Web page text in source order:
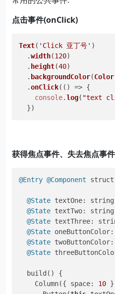
点击事件(onClick)
Text( 'Click 亚丁号' )
  .
width(120)
  .
height(40)
  .
backgroundColor(Color
  .
onClick( () =>
console.log( "text
  })
获得焦点事件、失去焦点事件
@Entry @Component struct
@State textOne:
@State textTwo:
@State textThree:
@State
@State
@State
  build() {
    Column({ space:
10